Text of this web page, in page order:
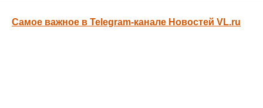
Самое важное в Telegram-канале Новостей VL.ru